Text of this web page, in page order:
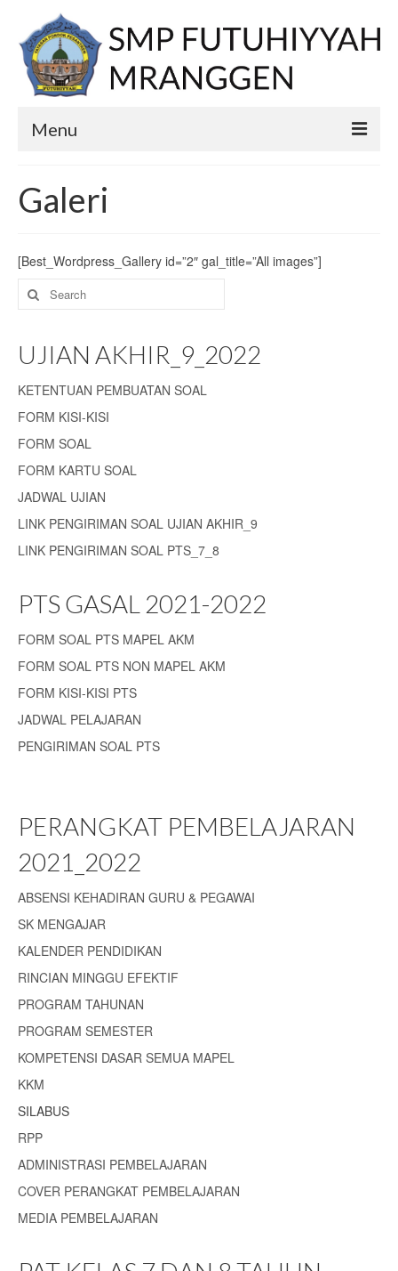
Menu
PPDB
Berita
Visi
Misi
Pendidik
Ekstrakurikuler
Kontak
Galeri
[Best_Wordpress_Gallery id=”2″ gal_title=”All images”]
Search
for:
UJIAN AKHIR_9_2022
KETENTUAN PEMBUATAN SOAL
FORM KISI-KISI
FORM SOAL
FORM KARTU SOAL
JADWAL UJIAN
LINK PENGIRIMAN SOAL UJIAN AKHIR_9
LINK PENGIRIMAN SOAL PTS_7_8
PTS GASAL 2021-2022
FORM SOAL PTS MAPEL AKM
FORM SOAL PTS NON MAPEL AKM
FORM KISI-KISI PTS
JADWAL PELAJARAN
PENGIRIMAN SOAL PTS
PERANGKAT PEMBELAJARAN
2021_2022
ABSENSI KEHADIRAN GURU & PEGAWAI
SK MENGAJAR
KALENDER PENDIDIKAN
RINCIAN MINGGU EFEKTIF
PROGRAM TAHUNAN
PROGRAM SEMESTER
KOMPETENSI DASAR SEMUA MAPEL
KKM
SILABUS
RPP
ADMINISTRASI PEMBELAJARAN
COVER PERANGKAT PEMBELAJARAN
MEDIA PEMBELAJARAN